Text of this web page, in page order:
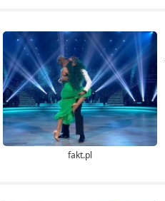
fakt.pl